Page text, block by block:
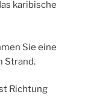
karibische
Sie eine
Strand.
Richtung